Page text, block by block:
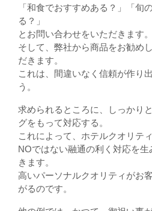
「和食でおすすめある？」「旬
る？」
とお問い合わせをいただきます。
そして、弊社から商品をお勧め
だきます。
これは、間違いなく信頼が作り
う。
求められるところに、しっかり
グをもって対応する。
これによって、ホテルクオリテ
NOではない融通の利く対応を
きます。
高いパーソナルクオリティがお
がるのです。